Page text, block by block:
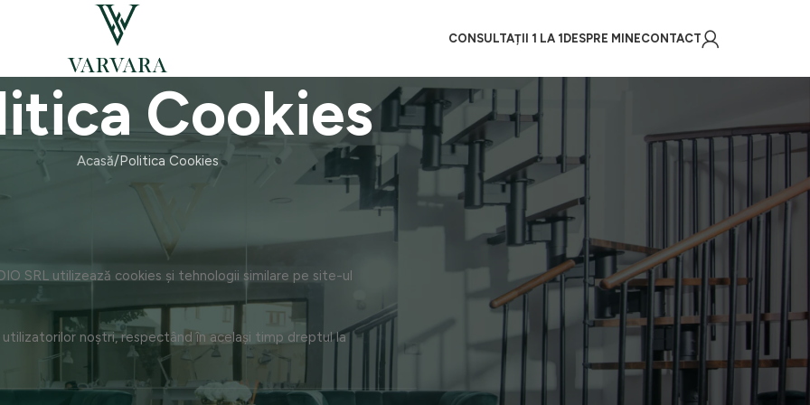
CONSULTAȚII 1 LA 1DESPRE MINECONTACT
Cookies
Acasă Politica Cookies
SRL utilizează cookies și tehnologii similare pe site-ul
noștri, respectând în același timp dreptul la
POSTĂRI RECENTE
FEED-UL MEU